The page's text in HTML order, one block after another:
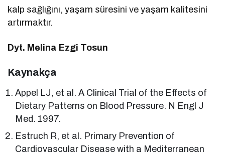
kalp sağlığını, yaşam süresini ve yaşam kalitesini
artırmaktır.
Dyt. Melina Ezgi Tosun
Kaynakça
Appel LJ, et al. A Clinical Trial of the Effects of
Dietary Patterns on Blood Pressure. N Engl J
Med. 1997.
Estruch R, et al. Primary Prevention of
Cardiovascular Disease with a Mediterranean